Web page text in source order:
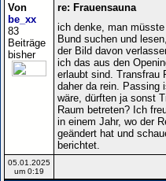
Von
be_xx
83
Beiträge
bisher
re: Frauensauna
ich denke, man
Bund suchen und
der Bild davon
ich das aus den
erlaubt sind. Transfrau
daher da rein. Passing
wäre, dürften ja sonst
Raum betreten? Ich
in einem Jahr, wo der
geändert hat und
berichtet.
05.01.2025
um 0:19